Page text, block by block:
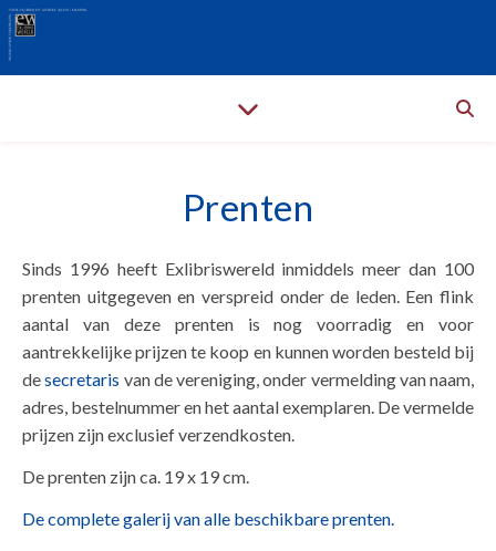
Prenten
Sinds 1996 heeft Exlibriswereld inmiddels meer dan 100
prenten uitgegeven en verspreid onder de leden. Een flink
aantal van deze prenten is nog voorradig en voor
aantrekkelijke prijzen te koop en kunnen worden besteld bij
desecretaris van de vereniging, onder vermelding van naam,
adres, bestelnummer en het aantal exemplaren. De vermelde
prijzen zijn exclusief verzendkosten.
De prenten zijn ca. 19 x 19 cm.
De complete galerij van alle beschikbare prenten.